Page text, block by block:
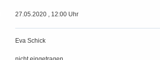
27.05.2020 , 12:00 Uhr
Eva Schick